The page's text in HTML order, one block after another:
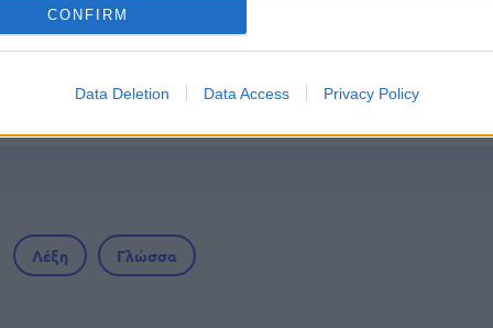
CONFIRM
Data Deletion Data Access Privacy Policy
και πρακτική εκπαίδευση
αναπληρωτών: Περίπου 30.000 ονόματα
Λέξη Γλώσσα